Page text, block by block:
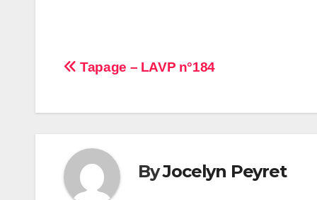
Navigation
Tapage – LAVP n°184
ByJocelyn Peyret